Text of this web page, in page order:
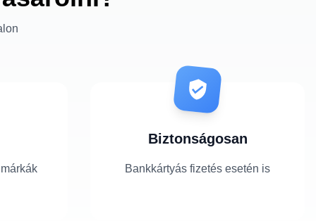
Biztonságosan
Bankkártyás fizetés esetén is